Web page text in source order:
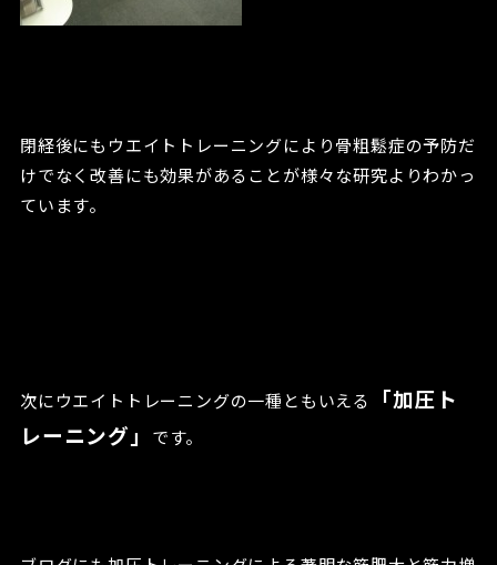
閉経後にもウエイトトレーニングにより骨粗鬆症の予防だ
けでなく改善にも効果があることが様々な研究よりわかっ
ています。
次にウエイトトレーニングの一種ともいえる
「加圧ト
レーニング」
です。